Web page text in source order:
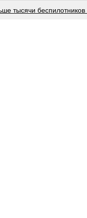
тысячи беспилотников